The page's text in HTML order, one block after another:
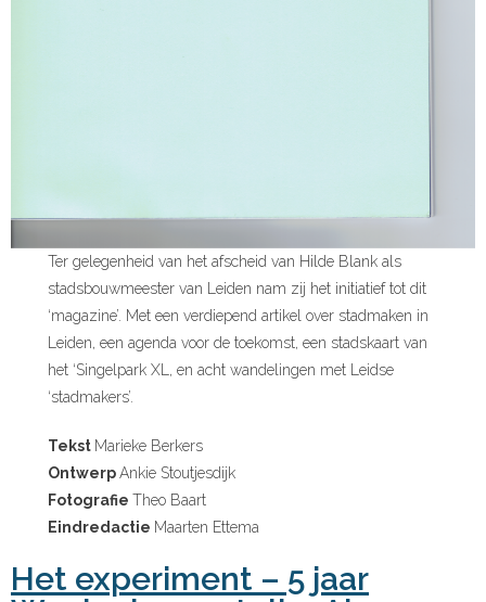
Ter gelegenheid van het afscheid van Hilde Blank als
stadsbouwmeester van Leiden nam zij het initiatief tot dit
‘magazine’. Met een verdiepend artikel over stadmaken in
Leiden, een agenda voor de toekomst, een stadskaart van
het ‘Singelpark XL, en acht wandelingen met Leidse
‘stadmakers’.
Tekst Marieke Berkers
OntwerpAnkie Stoutjesdijk
FotografieTheo Baart
Eindredactie Maarten Ettema
Het experiment – 5 jaar